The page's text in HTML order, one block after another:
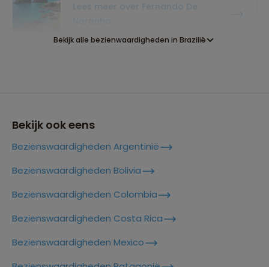
Lees meer over Fernando De
Bekijk alle bezienwaardigheden in Brazilië
Bekijk ook eens
Bezienswaardigheden Argentinië
Bezienswaardigheden Bolivia
Bezienswaardigheden Colombia
Bezienswaardigheden Costa Rica
Bezienswaardigheden Mexico